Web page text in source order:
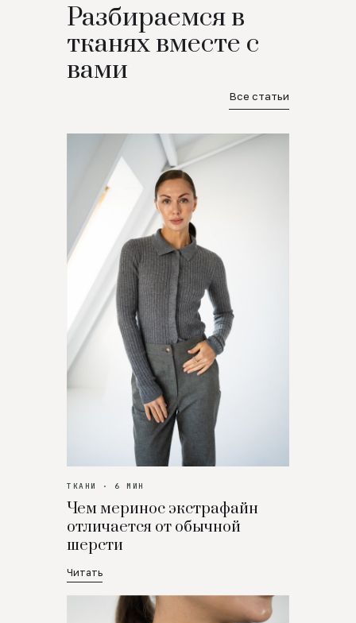
Разбираемся в
тканях вместе с
вами
Все статьи
ТКАНИ · 6 МИН
Чем меринос экстрафайн
отличается от обычной
шерсти
Читать